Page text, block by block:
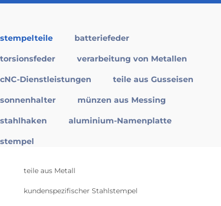
stempelteile batteriefeder
torsionsfeder verarbeitung von Metallen
cNC-Dienstleistungen teile aus Gusseisen
sonnenhalter münzen aus Messing
stahlhaken aluminium-Namenplatte
stempel
teile aus Metall
kundenspezifischer Stahlstempel